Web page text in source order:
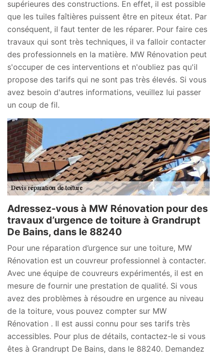
supérieures des constructions. En effet, il est possible
que les tuiles faîtières puissent être en piteux état. Par
conséquent, il faut tenter de les réparer. Pour faire ces
travaux qui sont très techniques, il va falloir contacter
des professionnels en la matière. MW Rénovation peut
s'occuper de ces interventions et n'oubliez pas qu'il
propose des tarifs qui ne sont pas très élevés. Si vous
avez besoin d'autres informations, veuillez lui passer
un coup de fil.
Adressez-vous à MW Rénovation pour des
travaux d’urgence de toiture à Grandrupt
De Bains, dans le 88240
Pour une réparation d’urgence sur une toiture, MW
Rénovation est un couvreur professionnel à contacter.
Avec une équipe de couvreurs expérimentés, il est en
mesure de fournir une prestation de qualité. Si vous
avez des problèmes à résoudre en urgence au niveau
de la toiture, vous pouvez compter sur MW
Rénovation . Il est aussi connu pour ses tarifs très
accessibles. Pour plus de détails, contactez-le si vous
êtes à Grandrupt De Bains, dans le 88240. Demandez